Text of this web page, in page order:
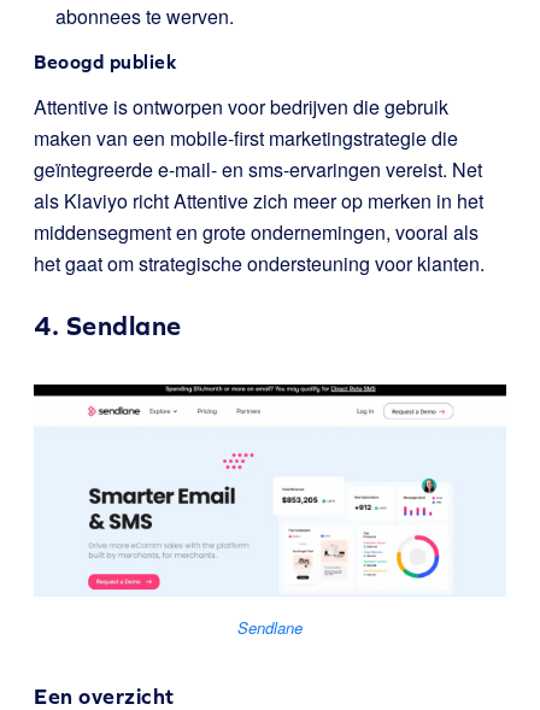
abonnees te werven.
Beoogd publiek
Attentive is ontworpen voor bedrijven die gebruik
maken van een mobile-first marketingstrategie die
geïntegreerde e-mail- en sms-ervaringen vereist. Net
als Klaviyo richt Attentive zich meer op merken in het
middensegment en grote ondernemingen, vooral als
het gaat om strategische ondersteuning voor klanten.
4. Sendlane
Sendlane
Een overzicht